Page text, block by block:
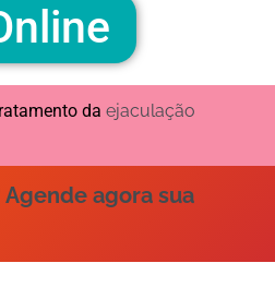
da ejaculação
agora sua